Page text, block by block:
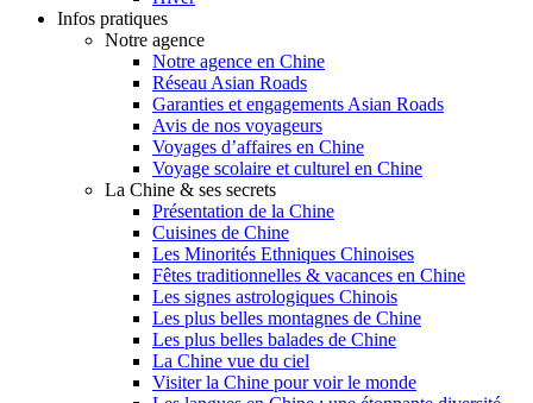
Infos pratiques
Notre agence
Notre agence en Chine
Réseau Asian Roads
Garanties et engagements Asian Roads
Avis de nos voyageurs
Voyages d’affaires en Chine
Voyage scolaire et culturel en Chine
La Chine & ses secrets
Présentation de la Chine
Cuisines de Chine
Les Minorités Ethniques Chinoises
Fêtes traditionnelles & vacances en Chine
Les signes astrologiques Chinois
Les plus belles montagnes de Chine
Les plus belles balades de Chine
La Chine vue du ciel
Visiter la Chine pour voir le monde